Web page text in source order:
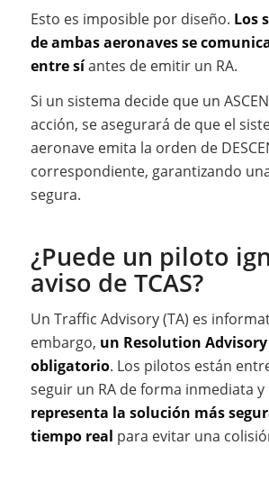
Esto es imposible por diseño. Los
de ambas aeronaves se
entre síantes de emitir un RA.
Si un sistema decide que un
acción, se asegurará de que el
aeronave emita la orden de
correspondiente, garantizando
segura.
¿Puede un piloto
aviso de TCAS?
Un Traffic Advisory (TA) es
embargo, un Resolution Advisory
obligatorio. Los pilotos están
seguir un RA de forma inmediata y
representa la solución más
tiempo real para evitar una